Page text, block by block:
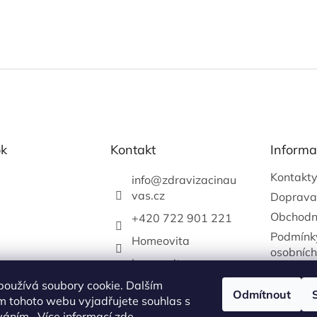
soubory cookie. Dalším
tohoto webu vyjadřujete souhlas s
Odmítnout
Kontakt
info@zdravizacinau
vas.cz
+420 722 901 221
Homeovita
homeovitacz
katerina.vejrychova
+420722901221
Kontakty